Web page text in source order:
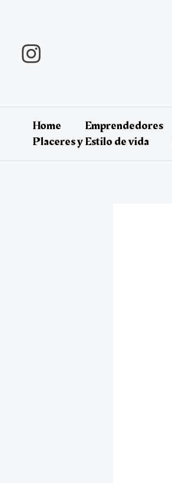
contenido
Home Emprendedores
Placeres y Estilo de vida